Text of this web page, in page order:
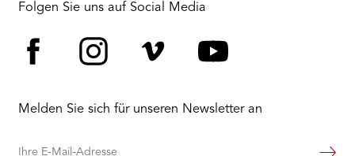
Folgen Sie uns auf Social Media
Melden Sie sich für unseren Newsletter an
Ihre